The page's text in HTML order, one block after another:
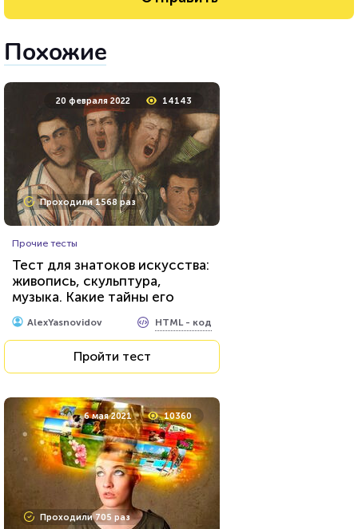
Похожие
20 февраля 2022 14143
Проходили 1568 раз
Прочие тесты
Тест для знатоков искусства:
живопись, скульптура,
музыка. Какие тайны его
великих творцов вам
известны?
AlexYasnovidov HTML - код
Пройти тест
6 мая 2021 10360
Проходили 705 раз